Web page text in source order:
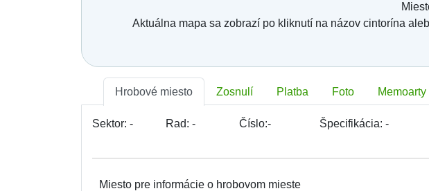
Aktuálna mapa sa zobrazí po kliknutí na názov cintorína
Hrobové miesto Zosnulí Platba Foto Memoarty
Sektor: - Rad:- Číslo:- Špecifikácia:-
Miesto pre informácie o hrobovom mieste